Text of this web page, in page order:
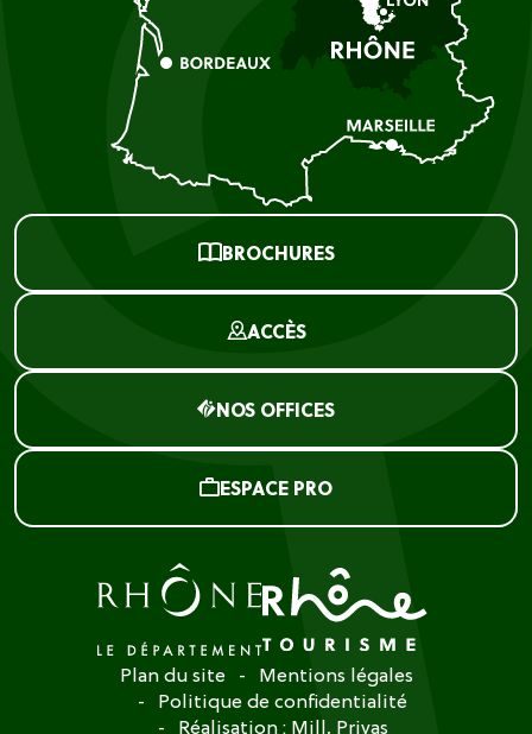
BROCHURES
ACCÈS
NOS OFFICES
ESPACE PRO
Plan du site
Mentions légales
Politique de confidentialité
Réalisation : Mill, Privas